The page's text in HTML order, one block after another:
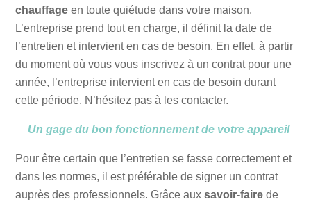
chauffage en toute quiétude dans votre maison.
L’entreprise prend tout en charge, il définit la date de
l’entretien et intervient en cas de besoin. En effet, à partir
du moment où vous vous inscrivez à un contrat pour une
année, l’entreprise intervient en cas de besoin durant
cette période. N’hésitez pas à les contacter.
Un gage du bon fonctionnement de votre appareil
Pour être certain que l’entretien se fasse correctement et
dans les normes, il est préférable de signer un contrat
auprès des professionnels. Grâce auxsavoir-faire de